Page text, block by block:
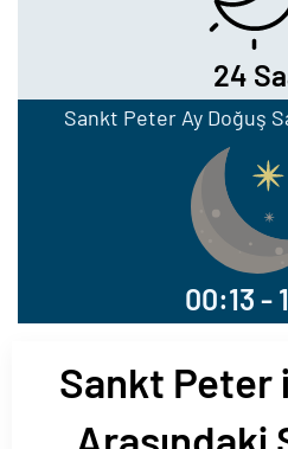
24
Sankt Peter Ay Doğuş
00:13 -
Sankt Peter